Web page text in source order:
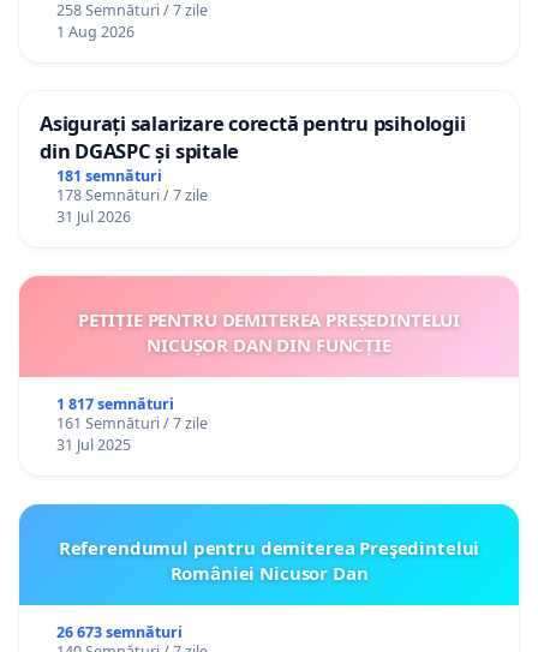
258 Semnături / 7 zile
1 Aug 2026
Asigurați salarizare corectă pentru psihologii
din DGASPC și spitale
181 semnături
178 Semnături / 7 zile
31 Jul 2026
PETIȚIE PENTRU DEMITEREA PREȘEDINTELUI
NICUȘOR DAN DIN FUNCȚIE
1 817 semnături
161 Semnături / 7 zile
31 Jul 2025
Referendumul pentru demiterea Preşedintelui
României Nicusor Dan
26 673 semnături